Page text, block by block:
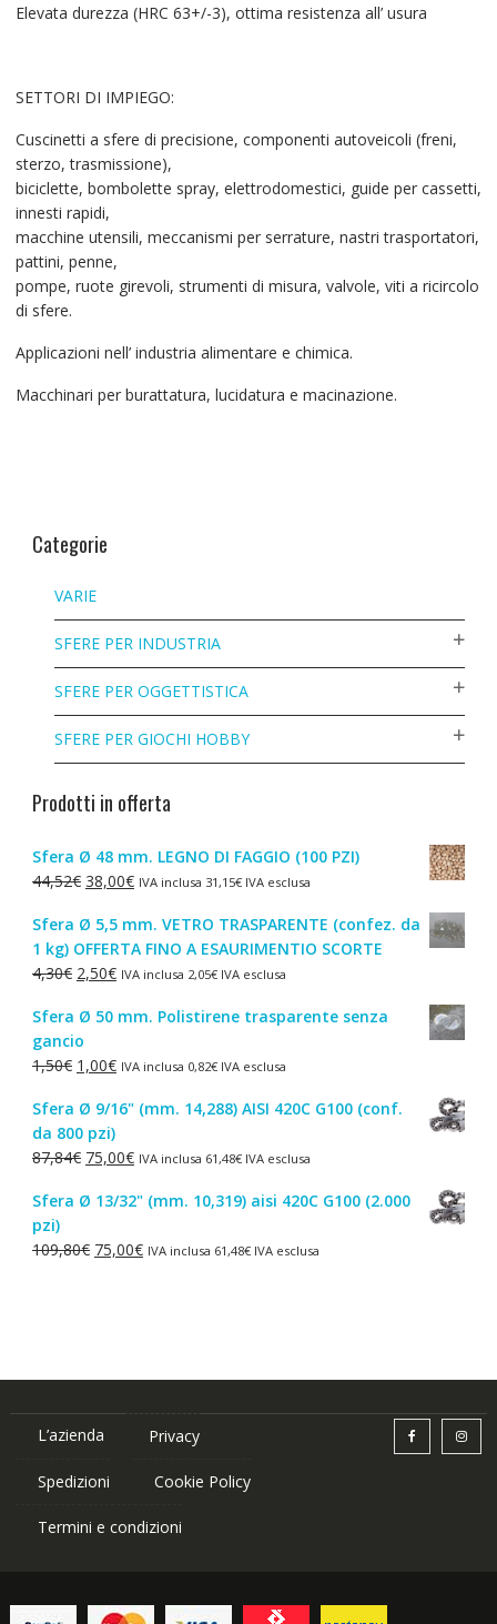
Elevata durezza (HRC 63+/-3), ottima resistenza all’ usura
SETTORI DI IMPIEGO:
Cuscinetti a sfere di precisione, componenti autoveicoli (freni,
sterzo, trasmissione),
biciclette, bombolette spray, elettrodomestici, guide per cassetti,
innesti rapidi,
macchine utensili, meccanismi per serrature, nastri trasportatori,
pattini, penne,
pompe, ruote girevoli, strumenti di misura, valvole, viti a ricircolo
di sfere.
Applicazioni nell’ industria alimentare e chimica.
Macchinari per burattatura, lucidatura e macinazione.
Categorie
VARIE
SFERE PER INDUSTRIA
SFERE PER OGGETTISTICA
SFERE PER GIOCHI HOBBY
Prodotti in offerta
Sfera Ø 48 mm. LEGNO DI FAGGIO (100 PZI)
44,52€ Il
originale
era:
44,52€.
38,00€Il
attuale
è:
38,00€.
IVA inclusa 31,15€IVA esclusa
Sfera Ø 5,5 mm. VETRO TRASPARENTE (confez. da
1 kg) OFFERTA FINO A ESAURIMENTIO SCORTE
4,30€ Il
originale
era:
4,30€.
2,50€Il
attuale
2,50€.
IVA inclusa 2,05€IVA esclusa
Sfera Ø 50 mm. Polistirene trasparente senza
gancio
1,50€ Il
originale
era:
1,50€.
1,00€Il
attuale
è:
1,00€.
IVA inclusa 0,82€IVA esclusa
Sfera Ø 9/16" (mm. 14,288) AISI 420C G100 (conf.
da 800 pzi)
87,84€ Il
originale
87,84€.
75,00€Il
attuale
75,00€.
IVA inclusa 61,48€IVA esclusa
Sfera Ø 13/32" (mm. 10,319) aisi 420C G100 (2.000
pzi)
109,80€ Il
75,00€IlIVA inclusa 61,48€IVA esclusa
L’azienda Privacy
Spedizioni Cookie Policy
Termini e condizioni